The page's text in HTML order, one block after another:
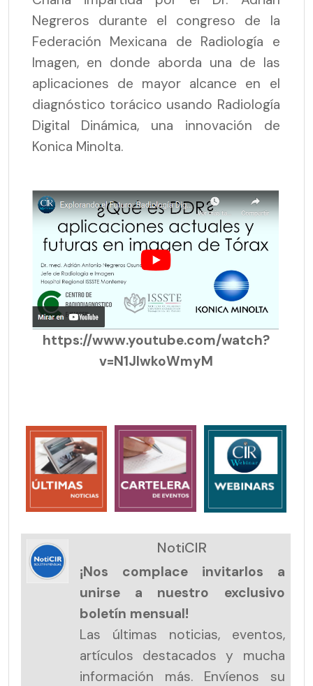
Negreros durante el congreso de la
Federación Mexicana de Radiología e
Imagen, en donde aborda una de las
aplicaciones de mayor alcance en el
diagnóstico torácico usando Radiología
Digital Dinámica, una innovación de
Konica Minolta.
https://www.youtube.com/watch?
v=N1JlwkoWmyM
NotiCIR
¡Nos complace invitarlos a
unirse a nuestro exclusivo
boletín mensual!
Las últimas noticias, eventos,
artículos destacados y mucha
información más. Envíenos su